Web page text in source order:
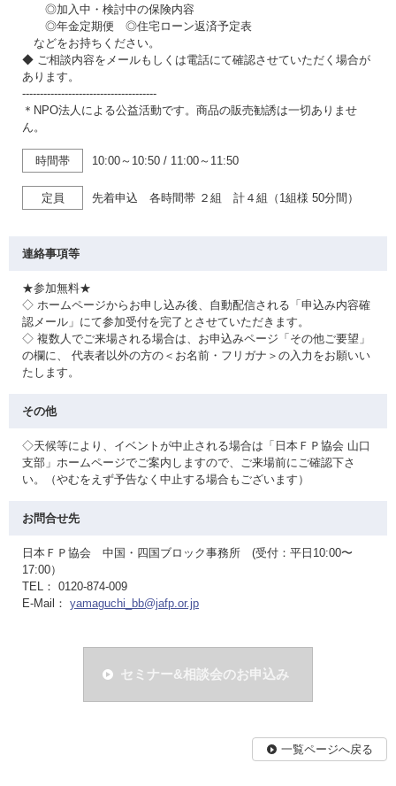
◎加入中・検討中の保険内容
◎年金定期便 ◎住宅ローン返済予定表
などをお持ちください。
◆ ご相談内容をメールもしくは電話にて確認させていただく場合が
あります。
--------------------------------------
＊NPO法人による公益活動です。商品の販売勧誘は一切ありませ
ん。
時間帯 10:00～10:50 / 11:00～11:50
定員 先着申込 各時間帯 ２組 計４組（1組様 50分間）
連絡事項等
★参加無料★
◇ ホームページからお申し込み後、自動配信される「申込み内容確
認メール」にて参加受付を完了とさせていただきます。
◇ 複数人でご来場される場合は、お申込みページ「その他ご要望」
の欄に、 代表者以外の方の＜お名前・フリガナ＞の入力をお願いい
たします。
その他
◇天候等により、イベントが中止される場合は「日本ＦＰ協会 山口
支部」ホームページでご案内しますので、ご来場前にご確認下さ
い。（やむをえず予告なく中止する場合もございます）
お問合せ先
日本ＦＰ協会 中国・四国ブロック事務所 (受付：平日10:00〜
17:00）
TEL： 0120-874-009
E-Mail： yamaguchi_bb@jafp.or.jp
セミナー&相談会のお申込み
一覧ページへ戻る